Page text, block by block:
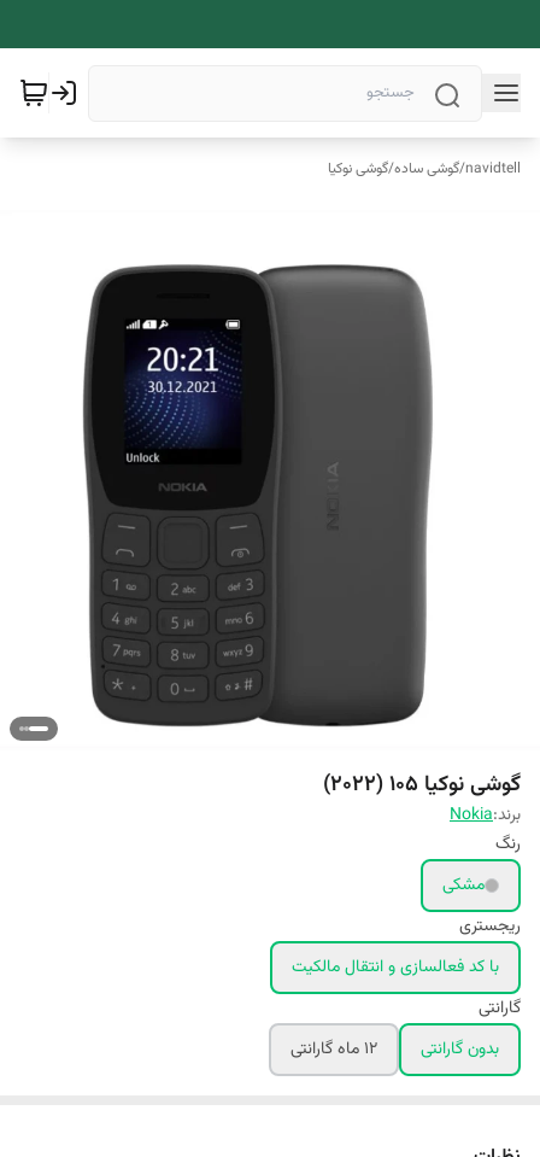
navidtell
/گوشی ساده/گوشی نوکیا
گوشی نوکیا 105 (2022)
برند:Nokia
رنگ
مشکی
ریجستری
با کد فعالسازی و انتقال مالکیت
گارانتی
بدون گارانتی
12 ماه گارانتی